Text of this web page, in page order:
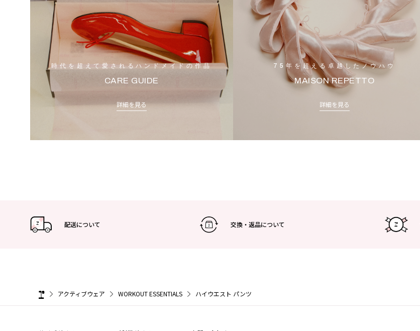
時代を超えて愛されるハンドメイドの作品
CARE GUIDE
詳細を見る
75年を超える卓越したノウハウ
MAISON REPETTO
詳細を見る
配送について 交換・返品について
アクティブウェア WORKOUT ESSENTIALS ハイウエスト パンツ